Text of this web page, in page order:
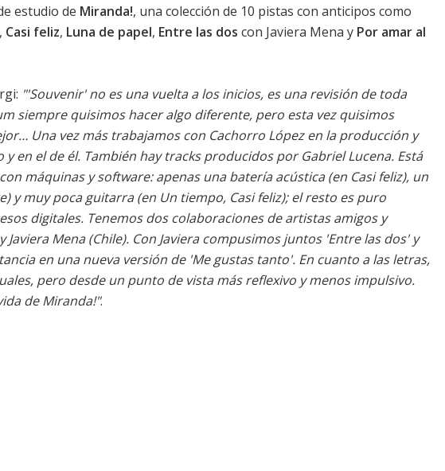
estudio de Miranda!, una colección de 10 pistas con anticipos como
, Casi feliz, Luna de papel, Entre las dos con Javiera Mena y Por amar al
"'Souvenir' no es una vuelta a los inicios, es una revisión de toda
siempre quisimos hacer algo diferente, pero esta vez quisimos
Una vez más trabajamos con Cachorro López en la producción y
en el de él. También hay tracks producidos por Gabriel Lucena. Está
máquinas y software: apenas una batería acústica (en Casi feliz), un
y muy poca guitarra (en Un tiempo, Casi feliz); el resto es puro
digitales. Tenemos dos colaboraciones de artistas amigos y
Javiera Mena (Chile). Con Javiera compusimos juntos 'Entre las dos' y
en una nueva versión de 'Me gustas tanto'. En cuanto a las letras,
pero desde un punto de vista más reflexivo y menos impulsivo.
de Miranda!".